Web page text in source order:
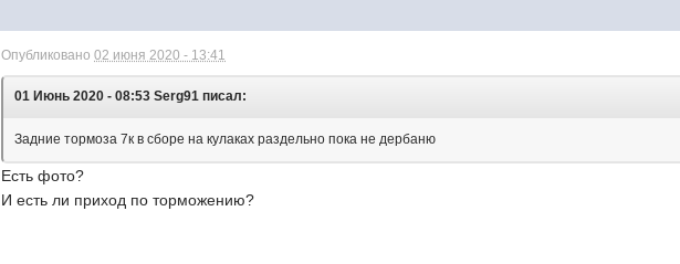
Опубликовано02 июня 2020 - 13:41
01 Июнь 2020 - 08:53 Serg91 писал:
Задние тормоза 7к в сборе на кулаках раздельно пока не дербаню
Есть фото?
И есть ли приход по торможению?